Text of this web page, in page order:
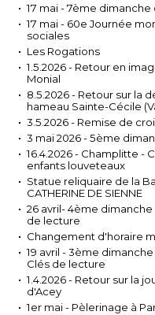
17 mai - 7ème
17 mai - 60e Journée
sociales
Les Rogations
1.5.2026 - Retour en
Monial
8.5.2026 - Retour sur la
hameau Sainte-Cécile
3.5.2026 - Remise de
3 mai 2026 - 5ème
16.4.2026 - Champlitte -
enfants louveteaux
Statue reliquaire de la
CATHERINE DE SIENNE
26 avril- 4ème
de lecture
Changement d'horaire
19 avril - 3ème
Clés de lecture
1.4.2026 - Retour sur la
d'Acey
1er mai - Pèlerinage à